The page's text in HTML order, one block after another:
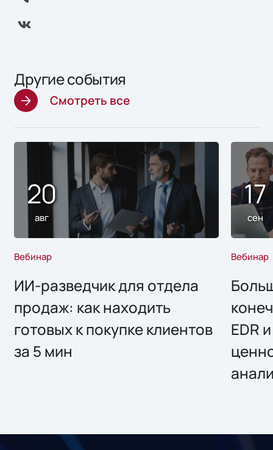
Другие события
Смотреть все
20
авг
Вебинар
ИИ-разведчик для отдела
продаж: как находить
готовых к покупке клиентов
за 5 мин
17
сен
Вебинар
EDR